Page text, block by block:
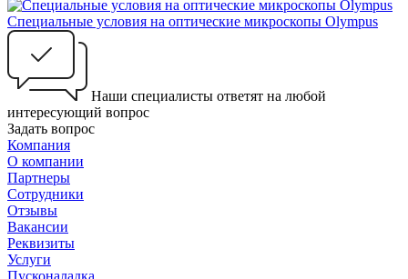
Специальные условия на оптические микроскопы Olympus
Наши специалисты ответят на любой
интересующий вопрос
Задать вопрос
Компания
О компании
Партнеры
Сотрудники
Отзывы
Вакансии
Реквизиты
Услуги
Пусконаладка